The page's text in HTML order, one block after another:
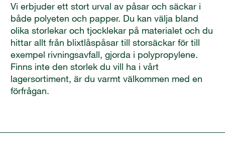
Vi erbjuder ett stort urval av påsar och säckar i
både polyeten och papper. Du kan välja bland
olika storlekar och tjocklekar på materialet och du
hittar allt från blixtlåspåsar till storsäckar för till
exempel rivningsavfall, gjorda i polypropylene.
Finns inte den storlek du vill ha i vårt
lagersortiment, är du varmt välkommen med en
förfrågan.